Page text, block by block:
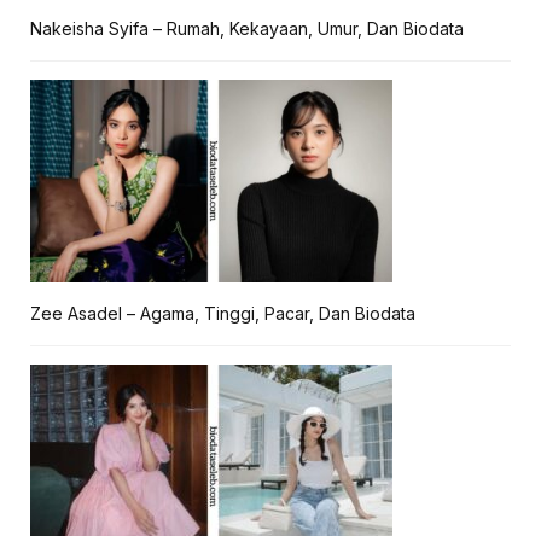
Nakeisha Syifa – Rumah, Kekayaan, Umur, Dan Biodata
Zee Asadel – Agama, Tinggi, Pacar, Dan Biodata